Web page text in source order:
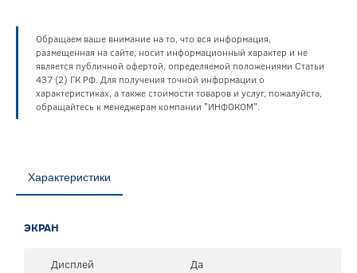
Обращаем ваше внимание на то, что вся информация,
размещенная на сайте, носит информационный характер и не
является публичной офертой, определяемой положениями Статьи
437 (2) ГК РФ. Для получения точной информации о
характеристиках, а также стоимости товаров и услуг, пожалуйста,
обращайтесь к менеджерам компании "ИНФОКОМ".
Характеристики
ЭКРАН
Дисплей Да